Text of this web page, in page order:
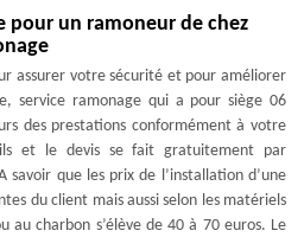
un ramoneur de chez
assurer votre sécurité et pour améliorer
service ramonage qui a pour siège 06
des prestations conformément à votre
et le devis se fait gratuitement par
savoir que les prix de l’installation d’une
du client mais aussi selon les matériels
au charbon s’élève de 40 à 70 euros. Le